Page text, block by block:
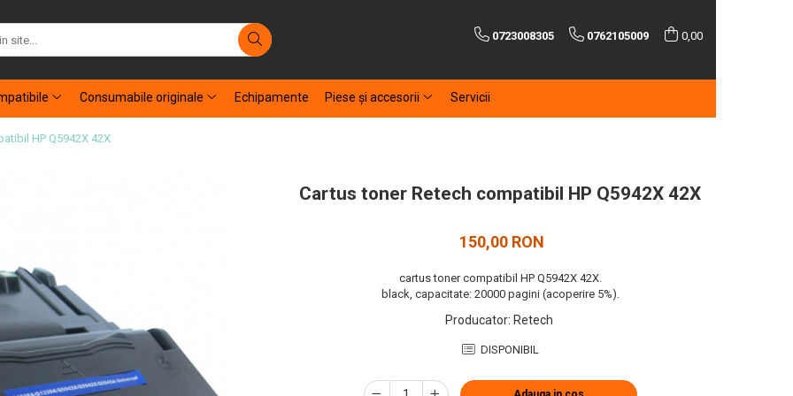
0723008305 0762105009 0,00
Consumabile originale Echipamente Piese şi accesorii Servicii
HP Q5942X 42X
Cartus toner Retech compatibil HP Q5942X 42X
150,00 RON
cartus toner compatibil HP Q5942X 42X.
black, capacitate: 20000 pagini (acoperire 5%).
Producator: Retech
DISPONIBIL